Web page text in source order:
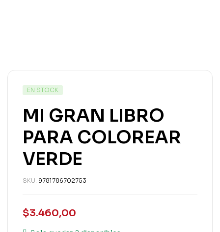
EN STOCK
MI GRAN LIBRO
PARA COLOREAR
VERDE
SKU: 9781786702753
$3.460,00